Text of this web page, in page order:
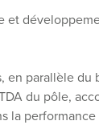
et
parallèle du
du pôle,
la